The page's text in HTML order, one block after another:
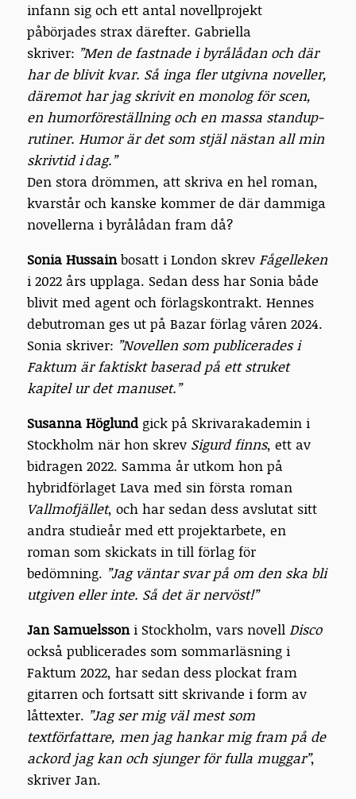
infann sig och ett antal novellprojekt
påbörjades strax därefter. Gabriella
skriver: ”Men de fastnade i byrålådan och där
har de blivit kvar. Så inga fler utgivna noveller,
däremot har jag skrivit en monolog för scen,
en humorföreställning och en massa standup-
rutiner. Humor är det som stjäl nästan all min
skrivtid i dag.”
Den stora drömmen, att skriva en hel roman,
kvarstår och kanske kommer de där dammiga
novellerna i byrålådan fram då?
Sonia Hussainbosatt i London skrev Fågelleken
i 2022 års upplaga. Sedan dess har Sonia både
blivit med agent och förlagskontrakt. Hennes
debutroman ges ut på Bazar förlag våren 2024.
Sonia skriver: ”Novellen som publicerades i
Faktum är faktiskt baserad på ett struket
kapitel ur det manuset.”
Susanna Höglund gick på Skrivarakademin i
Stockholm när hon skrev Sigurd finns, ett av
bidragen 2022. Samma år utkom hon på
hybridförlaget Lava med sin första roman
Vallmofjället, och har sedan dess avslutat sitt
andra studieår med ett projektarbete, en
roman som skickats in till förlag för
bedömning. ”Jag väntar svar på om den ska bli
utgiven eller inte. Så det är nervöst!”
Jan Samuelssoni Stockholm, vars novell Disco
också publicerades som sommarläsning i
Faktum 2022, har sedan dess plockat fram
gitarren och fortsatt sitt skrivande i form av
låttexter. ”Jag ser mig väl mest som
textförfattare, men jag hankar mig fram på de
ackord jag kan och sjunger för fulla muggar”,
skriver Jan.